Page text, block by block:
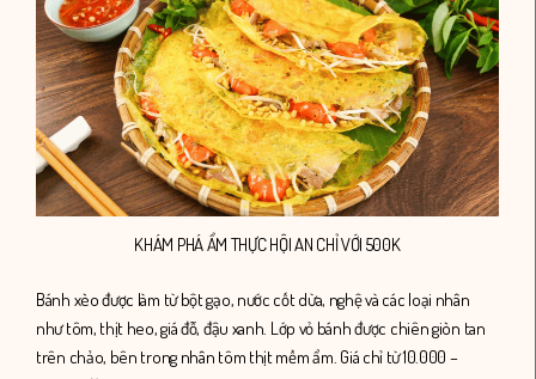
KHÁM PHÁ ẨM THỰC HỘI AN CHỈ VỚI 500K
Bánh xèo được làm từ bột gạo, nước cốt dừa, nghệ và các loại nhân
như tôm, thịt heo, giá đỗ, đậu xanh. Lớp vỏ bánh được chiên giòn tan
trên chảo, bên trong nhân tôm thịt mềm ẩm. Giá chỉ từ 10.000 –